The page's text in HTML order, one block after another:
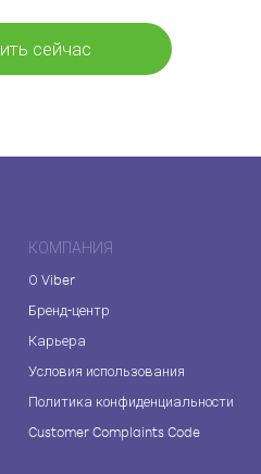
сейчас
КОМПАНИЯ
О Viber
Бренд-центр
Карьера
Условия использования
Политика конфиденциальности
Customer Complaints Code